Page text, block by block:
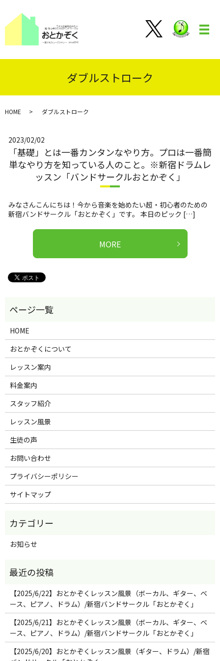
メ
ダブルストローク
HOME ダブルストローク
2023/02/02
「基礎」とは一番カンタンなやり方。プロは一番簡
単なやり方を知っている人のこと。※新宿ドラムレ
ッスン「バンドサークルおとかぞく」
みなさんこんにちは！今から音楽を始めたい超・初心者のための
新宿バンドサークル「おとかぞく」です。 本日のピック […]
MORE
HOME
おとかぞくについて
レッスン案内
料金案内
スタッフ紹介
レッスン風景
生徒の声
お問い合わせ
プライバシーポリシー
サイトマップ
お知らせ
【2025/6/22】おとかぞくレッスン風景（ボーカル、ギター、ベ
ース、ピアノ、ドラム）/新宿バンドサークル「おとかぞく」
【2025/6/21】おとかぞくレッスン風景（ボーカル、ギター、ベ
ース、ピアノ、ドラム）/新宿バンドサークル「おとかぞく」
【2025/6/20】おとかぞくレッスン風景（ギター、ドラム）/新宿